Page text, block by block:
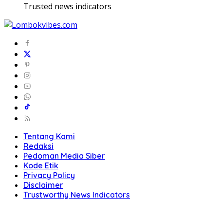
Trusted news indicators
Tentang Kami
Redaksi
Pedoman Media Siber
Kode Etik
Privacy Policy
Disclaimer
Trustworthy News Indicators